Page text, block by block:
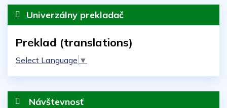
Univerzálny prekladač
Preklad (translations)
Select Language ▼
Návštevnosť